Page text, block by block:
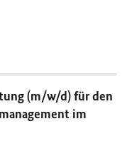
(m/w/d) für den
im